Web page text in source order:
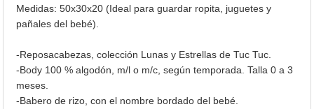
Medidas: 50x30x20 (Ideal para guardar ropita, juguetes y
pañales del bebé).
-Reposacabezas, colección Lunas y Estrellas de Tuc Tuc.
-Body 100 % algodón, m/l o m/c, según temporada. Talla 0 a 3
meses.
-Babero de rizo, con el nombre bordado del bebé.